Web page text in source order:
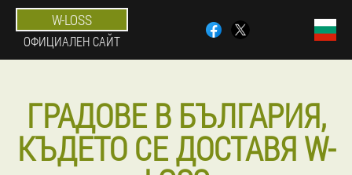
W-LOSS
ОФИЦИАЛЕН САЙТ
ГРАДОВЕ В БЪЛГАРИЯ,
КЪДЕТО СЕ ДОСТАВЯ W-